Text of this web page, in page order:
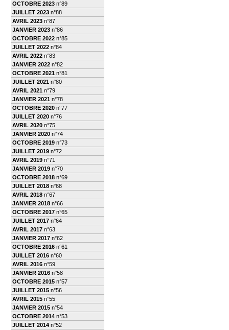
OCTOBRE 2023 n°89
JUILLET 2023 n°88
AVRIL 2023 n°87
JANVIER 2023 n°86
OCTOBRE 2022 n°85
JUILLET 2022 n°84
AVRIL 2022 n°83
JANVIER 2022 n°82
OCTOBRE 2021 n°81
JUILLET 2021 n°80
AVRIL 2021 n°79
JANVIER 2021 n°78
OCTOBRE 2020 n°77
JUILLET 2020 n°76
AVRIL 2020 n°75
JANVIER 2020 n°74
OCTOBRE 2019 n°73
JUILLET 2019 n°72
AVRIL 2019 n°71
JANVIER 2019 n°70
OCTOBRE 2018 n°69
JUILLET 2018 n°68
AVRIL 2018 n°67
JANVIER 2018 n°66
OCTOBRE 2017 n°65
JUILLET 2017 n°64
AVRIL 2017 n°63
JANVIER 2017 n°62
OCTOBRE 2016 n°61
JUILLET 2016 n°60
AVRIL 2016 n°59
JANVIER 2016 n°58
OCTOBRE 2015 n°57
JUILLET 2015 n°56
AVRIL 2015 n°55
JANVIER 2015 n°54
OCTOBRE 2014 n°53
JUILLET 2014 n°52